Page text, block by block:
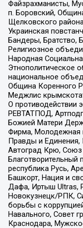
Файзрахманисты,
п. Боровский,
Щелковского
Украинская
Бандеры, Братство,
Религиозное
Народная
Этнополитическое
национальное
Община Коренного
Меджлис
О противодействии
РЕВТАТПОД,
Божией Матери
Фирма, Молодежная
Правды и Единения,
Автоград Крю, Союз
Благотворительный
республика Русь,
Башкорт, Нация и
Дафа, Иртыш Ultras,
Новокузнецк/РПК,
борьбы с
Навального, Совет
Краснодара,